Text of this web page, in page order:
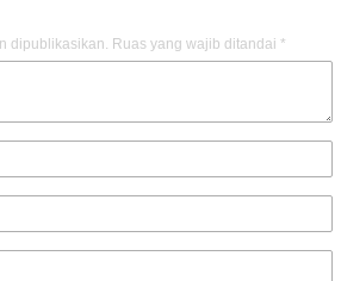
dipublikasikan. Ruas yang wajib ditandai *